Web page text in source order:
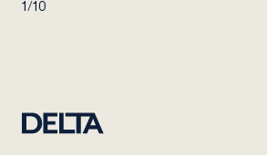
1/10